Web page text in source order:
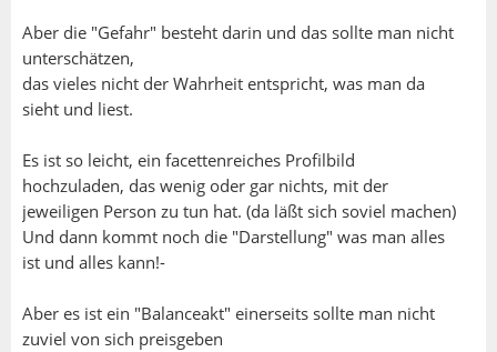
Aber die "Gefahr" besteht darin und das sollte man nicht
unterschätzen,
das vieles nicht der Wahrheit entspricht, was man da
sieht und liest.
Es ist so leicht, ein facettenreiches Profilbild
hochzuladen, das wenig oder gar nichts, mit der
jeweiligen Person zu tun hat. (da läßt sich soviel machen)
Und dann kommt noch die "Darstellung" was man alles
ist und alles kann!-
Aber es ist ein "Balanceakt" einerseits sollte man nicht
zuviel von sich preisgeben